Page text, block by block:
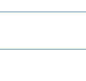
sizib
kompaniyaning
elektron pochta
tahlili